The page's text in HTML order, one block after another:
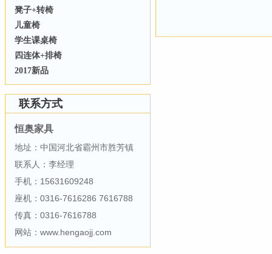
凳子+转椅
儿童椅
学生课桌椅
四连体+排椅
2017新品
联系方式
恒奥家具
地址：中国河北省霸州市胜芳镇
联系人：李经理
手机：15631609248
座机：0316-7616286 7616788
传真：0316-7616788
网站：www.hengaojj.com